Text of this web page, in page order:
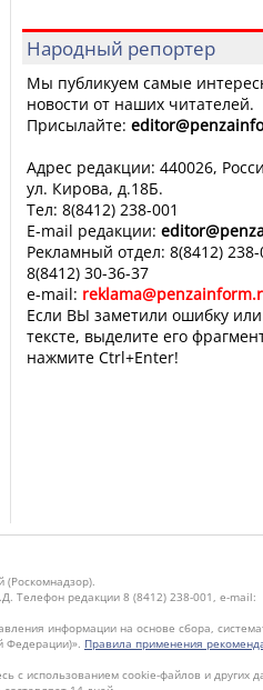
Народный репортер
Мы публикуем самые
новости от наших читателей.
Присылайте: editor
Адрес редакции: 440026,
ул. Кирова, д.18Б.
Тел: 8(8412) 238-001
E-mail редакции: editor
Рекламный отдел: 8(8412)
8(8412) 30-36-37
e-mail:
Если ВЫ заметили ошибку
тексте, выделите его
нажмите Ctrl+Enter!
(Роскомнадзор).
Телефон редакции 8 (8412) 238-001, e-mail:
информации на основе сбора,
Федерации)». Правила применения
с использованием cookie-файлов и других